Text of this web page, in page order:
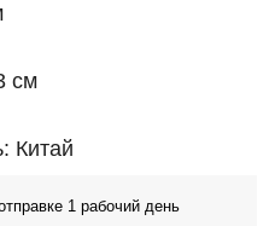
см
Китай
1 рабочий день